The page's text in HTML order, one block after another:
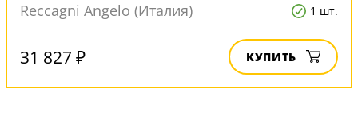
Reccagni Angelo (Италия) 1 шт.
31 827 ₽ КУПИТЬ